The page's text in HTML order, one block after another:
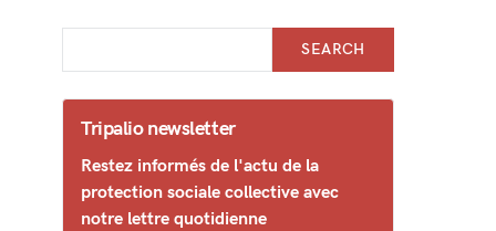
SEARCH
Tripalio newsletter
Restez informés de l'actu de la
protection sociale collective avec
notre lettre quotidienne